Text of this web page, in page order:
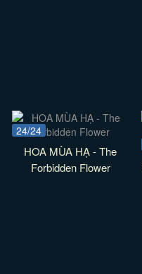
24/24
HOA MÙA HẠ - The
Forbidden Flower